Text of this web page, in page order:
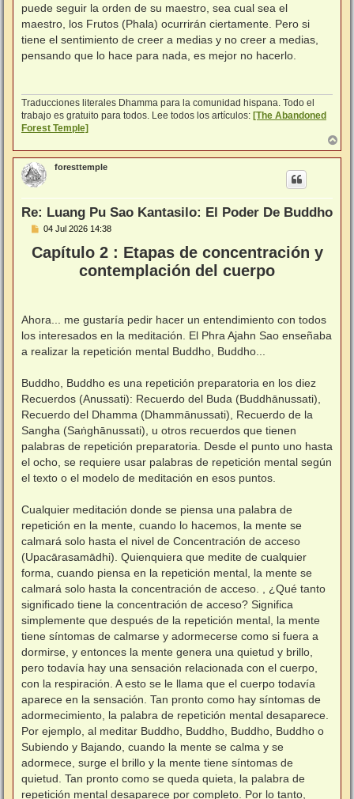
puede seguir la orden de su maestro, sea cual sea el
maestro, los Frutos (Phala) ocurrirán ciertamente. Pero si
tiene el sentimiento de creer a medias y no creer a medias,
pensando que lo hace para nada, es mejor no hacerlo.
Traducciones literales Dhamma para la comunidad hispana. Todo el
trabajo es gratuito para todos. Lee todos los artículos: [The Abandoned
Forest Temple]
r
r
foresttemple
Re: Luang Pu Sao Kantasilo: El Poder De Buddho
M
n
s
04 Jul 2026 14:38
Capítulo 2 : Etapas de concentración y
contemplación del cuerpo
Ahora... me gustaría pedir hacer un entendimiento con todos
los interesados en la meditación. El Phra Ajahn Sao enseñaba
a realizar la repetición mental Buddho, Buddho...
Buddho, Buddho es una repetición preparatoria en los diez
Recuerdos (Anussati): Recuerdo del Buda (Buddhānussati),
Recuerdo del Dhamma (Dhammānussati), Recuerdo de la
Sangha (Saṅghānussati), u otros recuerdos que tienen
palabras de repetición preparatoria. Desde el punto uno hasta
el ocho, se requiere usar palabras de repetición mental según
el texto o el modelo de meditación en esos puntos.
Cualquier meditación donde se piensa una palabra de
repetición en la mente, cuando lo hacemos, la mente se
calmará solo hasta el nivel de Concentración de acceso
(Upacārasamādhi). Quienquiera que medite de cualquier
forma, cuando piensa en la repetición mental, la mente se
calmará solo hasta la concentración de acceso. , ¿Qué tanto
significado tiene la concentración de acceso? Significa
simplemente que después de la repetición mental, la mente
tiene síntomas de calmarse y adormecerse como si fuera a
dormirse, y entonces la mente genera una quietud y brillo,
pero todavía hay una sensación relacionada con el cuerpo,
con la respiración. A esto se le llama que el cuerpo todavía
aparece en la sensación. Tan pronto como hay síntomas de
adormecimiento, la palabra de repetición mental desaparece.
Por ejemplo, al meditar Buddho, Buddho, Buddho, Buddho o
Subiendo y Bajando, cuando la mente se calma y se
adormece, surge el brillo y la mente tiene síntomas de
quietud. Tan pronto como se queda quieta, la palabra de
repetición mental desaparece por completo. Por lo tanto,